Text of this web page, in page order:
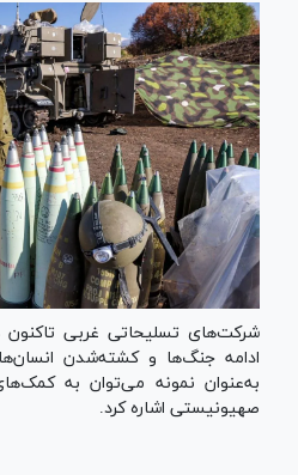
شرکت‌های تسلیحاتی غربی تاکنون
ادامه جنگ‌ها و کشته‌شدن
به‌عنوان نمونه می‌توان به
صهیونیستی اشاره کرد.